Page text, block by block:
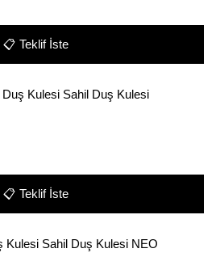
📋 Teklif İste
Kulesi Sahil Duş Kulesi
📋 Teklif İste
Kulesi Sahil Duş Kulesi NEO